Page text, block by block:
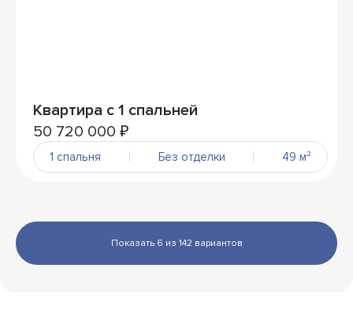
Квартира с 1 спальней
50 720 000 ₽
1 спальня Без отделки 49 м²
Показать 6 из 142 вариантов